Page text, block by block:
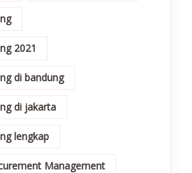
2021
di bandung
di jakarta
lengkap
Management